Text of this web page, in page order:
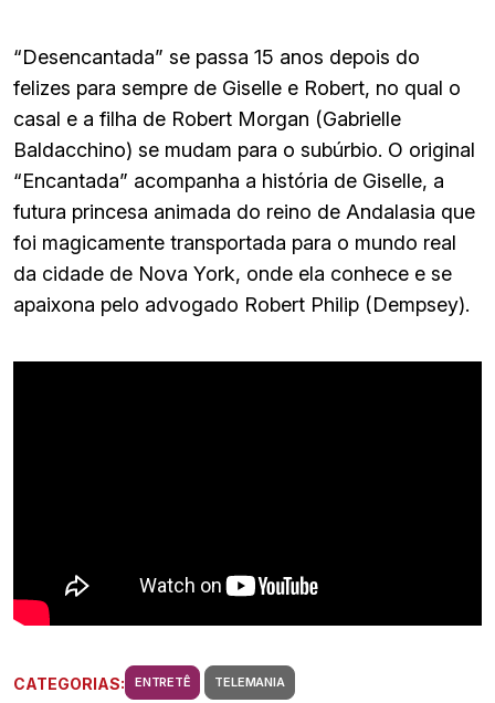
“Desencantada” se passa 15 anos depois do
felizes para sempre de Giselle e Robert, no qual o
casal e a filha de Robert Morgan (Gabrielle
Baldacchino) se mudam para o subúrbio. O original
“Encantada” acompanha a história de Giselle, a
futura princesa animada do reino de Andalasia que
foi magicamente transportada para o mundo real
da cidade de Nova York, onde ela conhece e se
apaixona pelo advogado Robert Philip (Dempsey).
CATEGORIAS: ENTRETÊ TELEMANIA